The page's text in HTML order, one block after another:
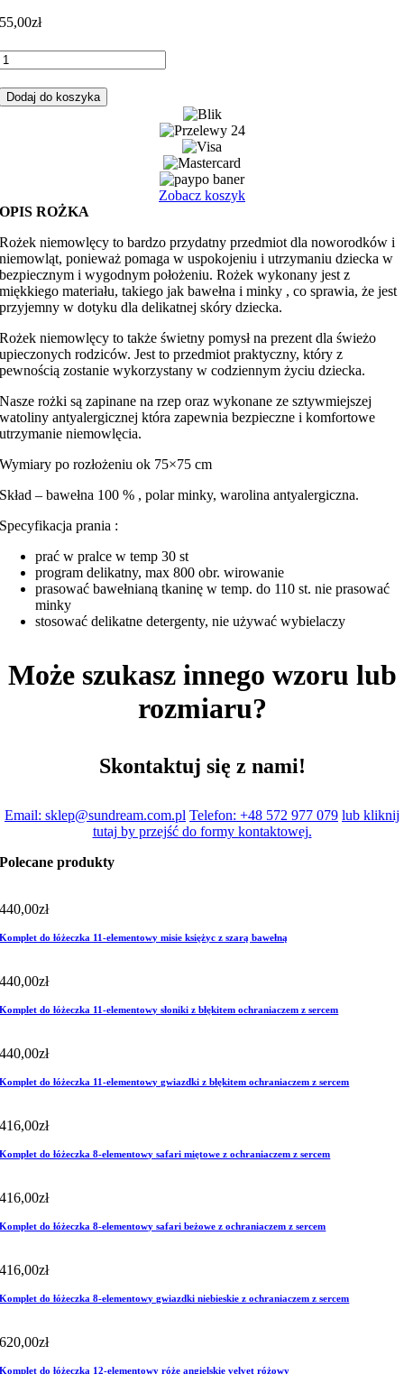
55,00zł
Dodaj do koszyka
Zobacz koszyk
OPIS ROŻKA
Rożek niemowlęcy to bardzo przydatny przedmiot dla noworodków i
niemowląt, ponieważ pomaga w uspokojeniu i utrzymaniu dziecka w
bezpiecznym i wygodnym położeniu. Rożek wykonany jest z
miękkiego materiału, takiego jak bawełna i minky , co sprawia, że jest
przyjemny w dotyku dla delikatnej skóry dziecka.
Rożek niemowlęcy to także świetny pomysł na prezent dla świeżo
upieczonych rodziców. Jest to przedmiot praktyczny, który z
pewnością zostanie wykorzystany w codziennym życiu dziecka.
Nasze rożki są zapinane na rzep oraz wykonane ze sztywmiejszej
watoliny antyalergicznej która zapewnia bezpieczne i komfortowe
utrzymanie niemowlęcia.
Wymiary po rozłożeniu ok 75×75 cm
Skład – bawełna 100 % , polar minky, warolina antyalergiczna.
Specyfikacja prania :
prać w pralce w temp 30 st
program delikatny, max 800 obr. wirowanie
prasować bawełnianą tkaninę w temp. do 110 st. nie prasować
minky
stosować delikatne detergenty, nie używać wybielaczy
Może szukasz innego wzoru lub
rozmiaru?
Skontaktuj się z nami!
Email: sklep@sundream.com.pl Telefon: +48 572 977 079 lub kliknij
tutaj by przejść do formy kontaktowej.
Polecane produkty
440,00zł
Komplet do łóżeczka 11-elementowy misie księżyc z szarą bawełną
440,00zł
Komplet do łóżeczka 11-elementowy słoniki z błękitem ochraniaczem z sercem
440,00zł
Komplet do łóżeczka 11-elementowy gwiazdki z błękitem ochraniaczem z sercem
416,00zł
Komplet do łóżeczka 8-elementowy safari miętowe z ochraniaczem z sercem
416,00zł
Komplet do łóżeczka 8-elementowy safari beżowe z ochraniaczem z sercem
416,00zł
Komplet do łóżeczka 8-elementowy gwiazdki niebieskie z ochraniaczem z sercem
620,00zł
Komplet do łóżeczka 12-elementowy róże angielskie velvet różowy